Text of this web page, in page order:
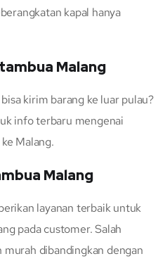
kapal hanya
Malang
kirim barang ke luar pulau?
info terbaru mengenai
Malang.
Malang
layanan terbaik untuk
pada customer. Salah
dibandingkan dengan